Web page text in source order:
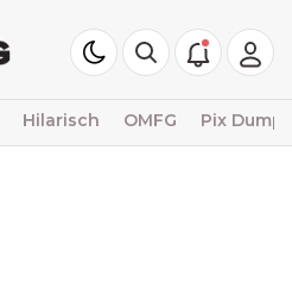
Hilarisch OMFG Pix Dump